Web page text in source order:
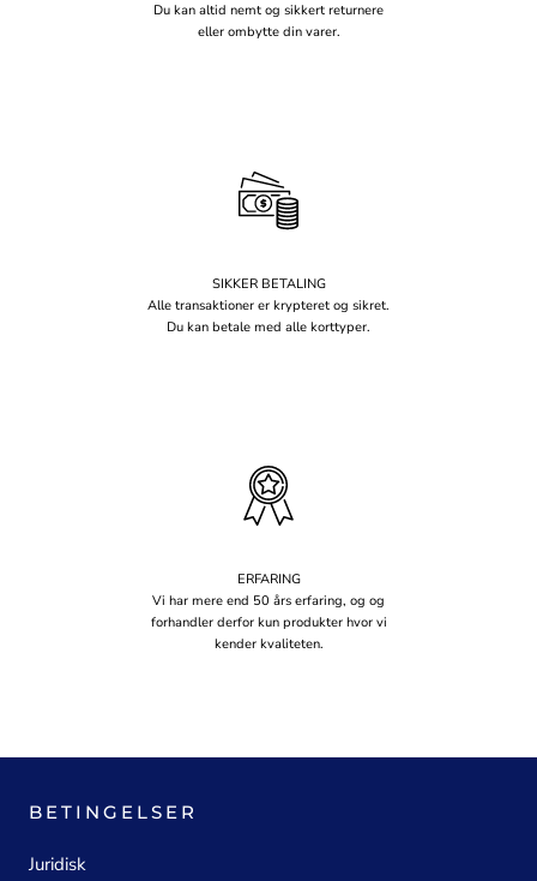
Du kan altid nemt og sikkert returnere
eller ombytte din varer.
SIKKER BETALING
Alle transaktioner er krypteret og sikret.
Du kan betale med alle korttyper.
ERFARING
Vi har mere end 50 års erfaring, og og
forhandler derfor kun produkter hvor vi
kender kvaliteten.
BETINGELSER
Juridisk